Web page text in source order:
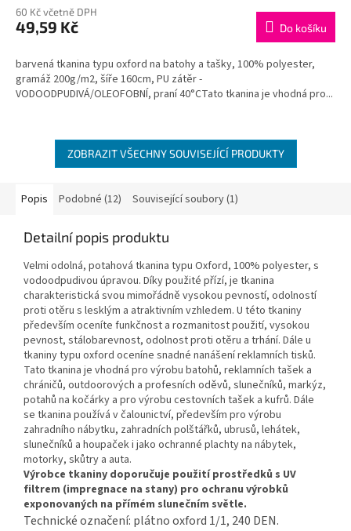
M
A
60 Kč včetně DPH
49,59 Kč Do košíku
barvená tkanina typu oxford na batohy a tašky, 100% polyester,
gramáž 200g/m2, šíře 160cm, PU zátěr -
VODOODPUDIVÁ/OLEOFOBNÍ, praní 40°CTato tkanina je vhodná pro...
ZOBRAZIT VŠECHNY SOUVISEJÍCÍ PRODUKTY
Popis Podobné (12) Související soubory (1)
Detailní popis produktu
Velmi odolná, potahová tkanina typu Oxford, 100% polyester, s
vodoodpudivou úpravou. Díky použité přízí, je tkanina
charakteristická svou mimořádně vysokou pevností, odolností
proti otěru s lesklým a atraktivním vzhledem. U této tkaniny
především oceníte funkčnost a rozmanitost použití, vysokou
pevnost, stálobarevnost, odolnost proti otěru a trhání. Dále u
tkaniny typu oxford oceníne snadné nanášení reklamních tisků.
Tato tkanina je vhodná pro výrobu batohů, reklamních tašek a
chráničů, outdoorových a profesních oděvů, slunečníků, markýz,
potahů na kočárky a pro výrobu cestovních tašek a kufrů. Dále
se tkanina používá v čalounictví, především pro výrobu
zahradního nábytku, zahradních polštářků, ubrusů, lehátek,
slunečníků a houpaček i jako ochranné plachty na nábytek,
motorky, skůtry a auta.
Výrobce tkaniny doporučuje použití prostředků s UV
filtrem (impregnace na stany) pro ochranu výrobků
exponovaných na přímém slunečním světle.
Technické označení: plátno oxford 1/1, 240 DEN.